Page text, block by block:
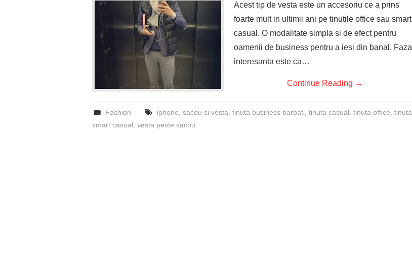
Acest tip de vesta este un accesoriu ce a prins
foarte mult in ultimii ani pe tinutile office sau smart
casual. O modalitate simpla si de efect pentru
oamenii de business pentru a iesi din banal. Faza
interesanta este ca…
Continue Reading →
Fashion iphone sacou si vesta tinuta business barbati tinuta casual tinuta office tinuta
smart casual vesta peste sacou